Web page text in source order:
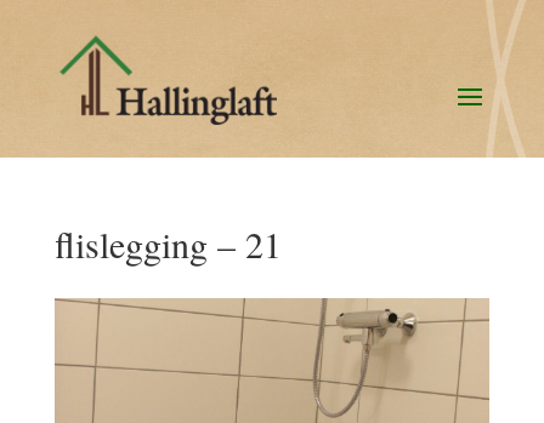
flislegging – 21